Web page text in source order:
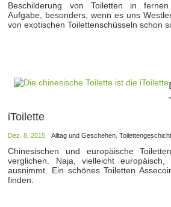
Beschilderung von Toiletten in
Aufgabe, besonders, wenn es uns
von exotischen Toilettenschüsseln schon
iToilette
Dez. 8, 2015 Alltag und Geschehen ,
Chinesischen und europäische
verglichen. Naja, vielleicht
ausnimmt. Ein schönes Toiletten
finden.